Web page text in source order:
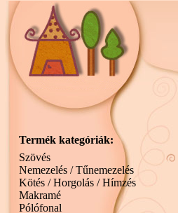
Termék kategóriák:
Szövés
Nemezelés / Tűnemezelés
Kötés / Horgolás / Hímzés
Makramé
Pólófonal